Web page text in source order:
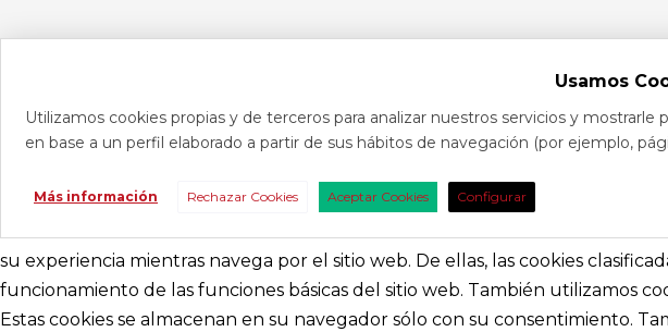
Consúltanos sobre eventos y
nosotros para solictar información
Usamos
Utilizamos cookies propias y de terceros para analizar nuestros servicios y mostrarle
en base a un perfil elaborado a partir de sus hábitos de navegación (por ejemplo,
Más información Rechazar Cookies Aceptar Cookies Configurar
su experiencia mientras navega por el sitio web. De ellas, las cookies
funcionamiento de las funciones básicas del sitio web. También utilizamos
Estas cookies se almacenan en su navegador sólo con su consentimiento.